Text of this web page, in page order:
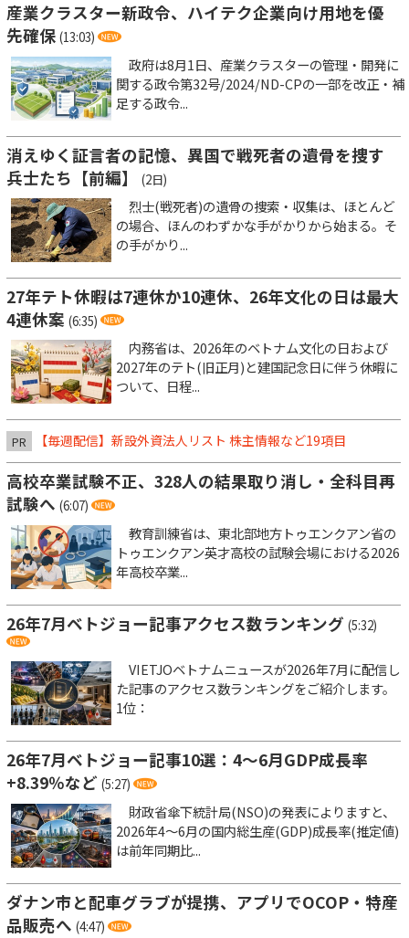
産業クラスター新政令、ハイテク企業向け用地を優
先確保 (13:03)
政府は8月1日、産業クラスターの管理・開発に
関する政令第32号/2024/ND-CPの一部を改正・補
足する政令...
消えゆく証言者の記憶、異国で戦死者の遺骨を捜す
兵士たち【前編】
(2日)
烈士(戦死者)の遺骨の捜索・収集は、ほとんど
の場合、ほんのわずかな手がかりから始まる。そ
の手がかり...
27年テト休暇は7連休か10連休、26年文化の日は最大
4連休案 (6:35)
内務省は、2026年のベトナム文化の日および
2027年のテト(旧正月)と建国記念日に伴う休暇に
ついて、日程...
PR 【毎週配信】新設外資法人リスト 株主情報など19項目
高校卒業試験不正、328人の結果取り消し・全科目再
試験へ (6:07)
教育訓練省は、東北部地方トゥエンクアン省の
トゥエンクアン英才高校の試験会場における2026
年高校卒業...
26年7月ベトジョー記事アクセス数ランキング (5:32)
VIETJOベトナムニュースが2026年7月に配信し
た記事のアクセス数ランキングをご紹介します。
1位：
26年7月ベトジョー記事10選：4～6月GDP成長率
+8.39％など (5:27)
財政省傘下統計局(NSO)の発表によりますと、
2026年4～6月の国内総生産(GDP)成長率(推定値)
は前年同期比...
ダナン市と配車グラブが提携、アプリでOCOP・特産
品販売へ (4:47)